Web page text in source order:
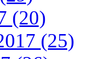
(20)
(25)